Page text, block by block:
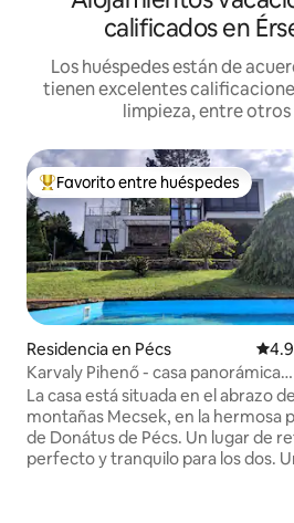
calificados en
Los huéspedes están de
tienen excelentes
limpieza, entre
De los mejores en Favorito entre
Favorito entre huéspedes
Residencia en Pécs
Karvaly Pihenő - casa panorámica
privada
La casa está situada en el abrazo
montañas Mecsek, en la hermosa
de Donátus de Pécs. Un lugar de
perfecto y tranquilo para los dos.